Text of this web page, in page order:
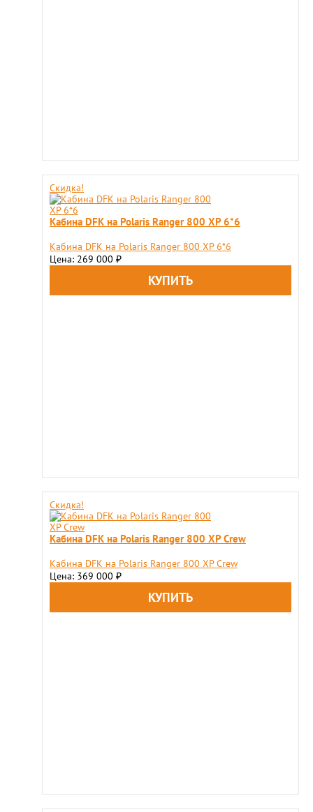
Скидка!
Кабина DFK на Polaris Ranger 800 XP 6*6
Кабина DFK на Polaris Ranger 800 XP 6*6
Цена: 269 000 ₽
Скидка!
Кабина DFK на Polaris Ranger 800 XP Crew
Кабина DFK на Polaris Ranger 800 XP Crew
Цена: 369 000 ₽